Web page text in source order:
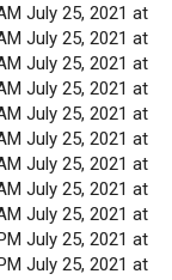
July 25, 2021 at
July 25, 2021 at
July 25, 2021 at
July 25, 2021 at
July 25, 2021 at
July 25, 2021 at
July 25, 2021 at
July 25, 2021 at
July 25, 2021 at
July 25, 2021 at
July 25, 2021 at